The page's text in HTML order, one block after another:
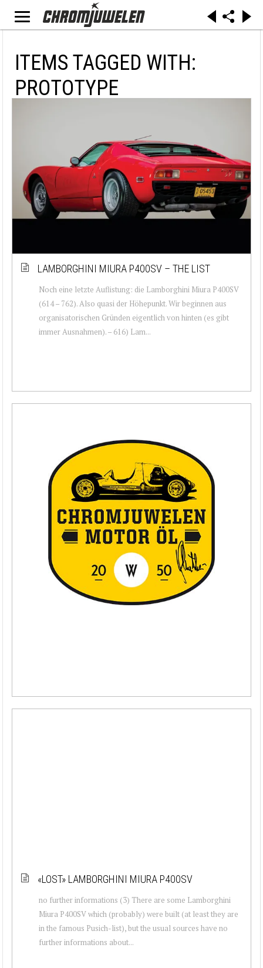
ITEMS TAGGED WITH:
PROTOTYPE
LAMBORGHINI MIURA P400SV – THE LIST
Noch eine letzte Auflistung: die Lamborghini Miura P400SV
(614 – 762). Also quasi der Höhepunkt. Wir beginnen aus
organisatorischen Gründen eigentlich von hinten (es gibt
immer Ausnahmen). – 616) Lam...
«LOST» LAMBORGHINI MIURA P400SV
no further informations (3) There are some Lamborghini
Miura P400SV which (probably) were built (at least they are
in the famous Pusich-list), but the usual sources have no
further informations about...